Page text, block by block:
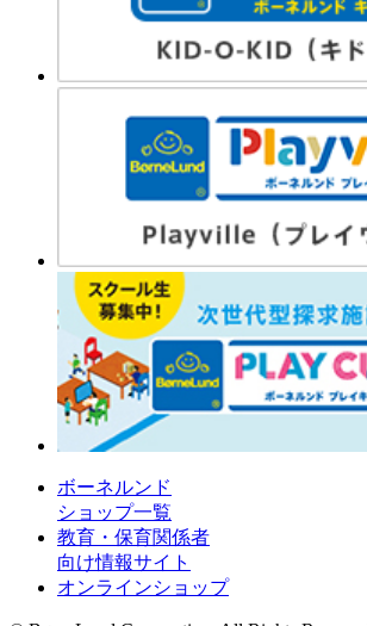
ボーネルンド
ショップ一覧
教育・保育関係者
向け情報サイト
オンラインショップ